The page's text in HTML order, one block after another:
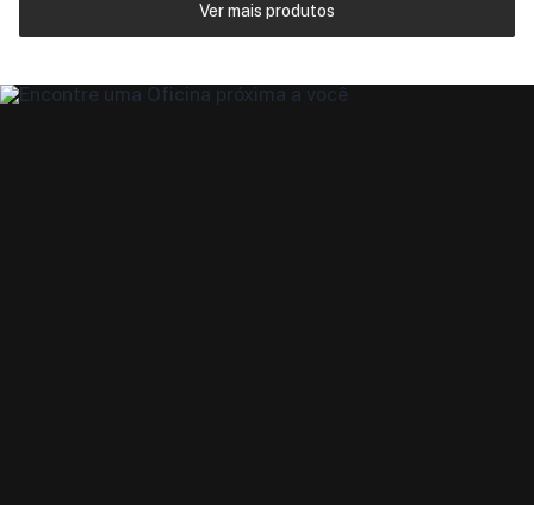
Ver mais produtos